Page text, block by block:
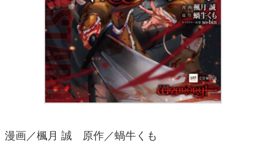
漫画／楓月 誠 原作／蝸牛くも